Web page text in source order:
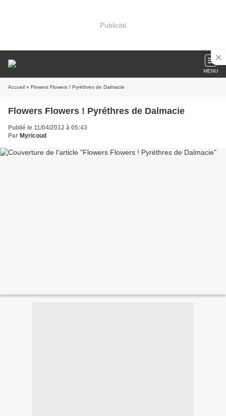
Publicité
MENU
Accueil » Flowers Flowers ! Pyréthres de Dalmacie
Flowers Flowers ! Pyréthres de Dalmacie
Publié le 11/04/2012 à 05:43
Par Myricoud